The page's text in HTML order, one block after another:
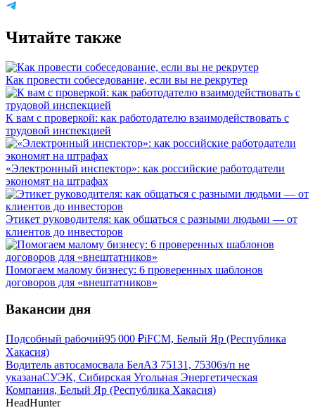
Читайте также
Как провести собеседование, если вы не рекрутер
К вам с проверкой: как работодателю взаимодействовать с
трудовой инспекцией
«Электронный инспектор»: как российские работодатели
экономят на штрафах
Этикет руководителя: как общаться с разными людьми — от
клиентов до инвесторов
Помогаем малому бизнесу: 6 проверенных шаблонов
договоров для «внештатников»
Вакансии дня
Подсобный рабочий95 000 ₽iFCM, Белый Яр (Республика
Хакасия)
Водитель автосамосвала БелАЗ 75131, 75306з/п не
указанаСУЭК, Сибирская Угольная Энергетическая
Компания, Белый Яр (Республика Хакасия)
HeadHunter